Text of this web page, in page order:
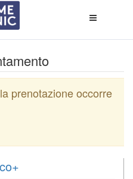
di
prenotazione occorre